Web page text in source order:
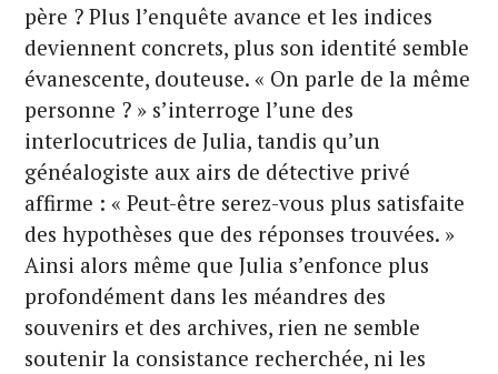
père ? Plus l’enquête avance et les indices
deviennent concrets, plus son identité semble
évanescente, douteuse. « On parle de la même
personne ? » s’interroge l’une des
interlocutrices de Julia, tandis qu’un
généalogiste aux airs de détective privé
affirme : « Peut-être serez-vous plus satisfaite
des hypothèses que des réponses trouvées. »
Ainsi alors même que Julia s’enfonce plus
profondément dans les méandres des
souvenirs et des archives, rien ne semble
soutenir la consistance recherchée, ni les